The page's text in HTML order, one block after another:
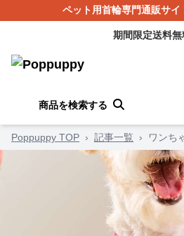
ペット用首輪専門通販サイ
期間限定送料無
商品を検索する
Poppuppy TOP › 記事一覧 › ワンち